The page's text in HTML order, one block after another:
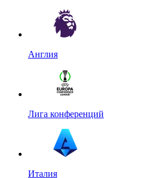
Англия
Лига конференций
Италия